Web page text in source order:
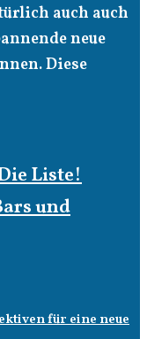
auch auch
neue
Diese
Liste!
und
für eine neue